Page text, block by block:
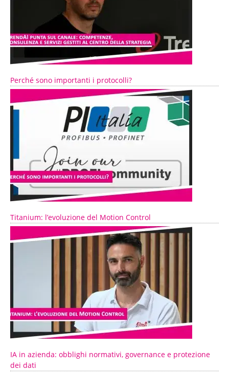
Perché sono importanti i protocolli?
Titanium: l’evoluzione del Motion Control
IA in azienda: obblighi normativi, governance e protezione
dei dati